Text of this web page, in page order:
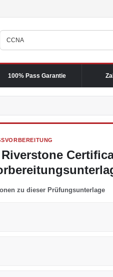
100% Pass Garantie
zu dieser Prüfungsunterlage